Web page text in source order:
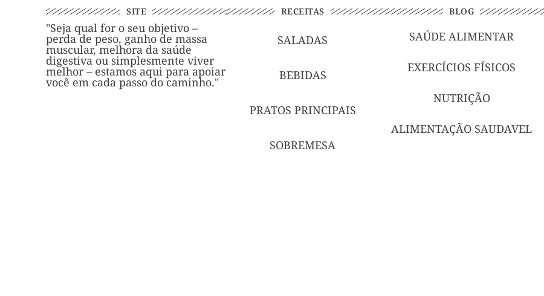
SITE
"Seja qual for o seu objetivo –
perda de peso, ganho de massa
muscular, melhora da saúde
digestiva ou simplesmente viver
melhor – estamos aqui para apoiar
você em cada passo do caminho."
RECEITAS
SALADAS
BEBIDAS
PRATOS PRINCIPAIS
SOBREMESA
BLOG
SAÚDE ALIMENTAR
EXERCÍCIOS FÍSICOS
NUTRIÇÃO
ALIMENTAÇÃO SAUDAVEL